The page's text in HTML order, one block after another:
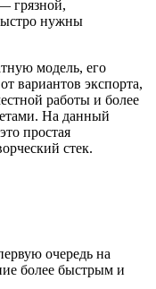
грязной,
нужны
модель, его
вариантов экспорта,
работы и более
На данный
простая
стек.
очередь на
более быстрым и